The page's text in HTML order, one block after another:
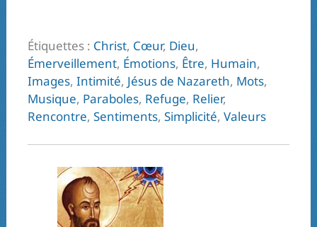
Étiquettes : Christ, Cœur, Dieu,
Émerveillement, Émotions, Être, Humain,
Images,Intimité, Jésus de Nazareth, Mots,
Musique, Paraboles, Refuge, Relier,
Rencontre,Sentiments,Simplicité,Valeurs